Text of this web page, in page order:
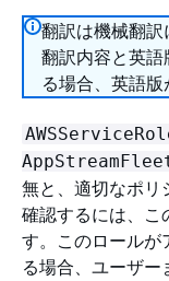
翻訳は機械翻
翻訳内容と英
る場合、英語版
無と、適切なポリ
確認するには、こ
す。このロールが
る場合、ユーザ